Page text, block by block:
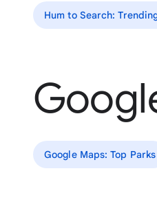
Hum to Search:
Google Maps: Top Parks